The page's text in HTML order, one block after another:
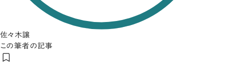
佐々木譲
この筆者の記事